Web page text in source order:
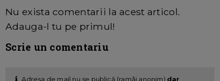
Nu exista comentarii la acest articol.
Adauga-l tu pe primul!
Scrie un comentariu
Adresa de mail nu se publică (ramâi anonim) dar